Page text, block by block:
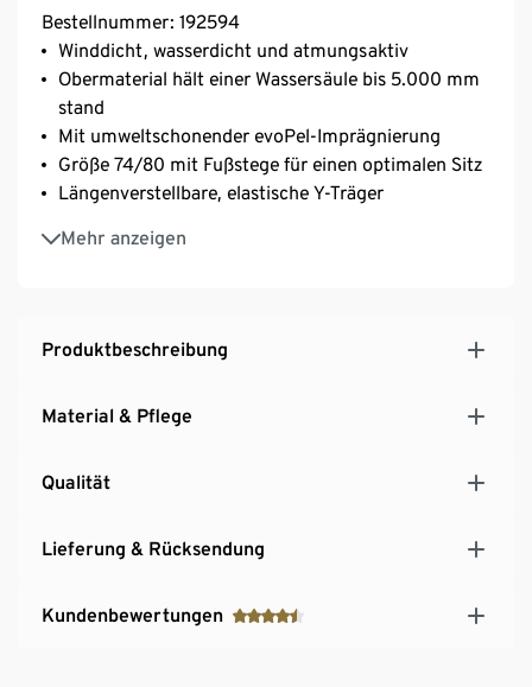
Bestellnummer: 192594
Winddicht, wasserdicht und atmungsaktiv
Obermaterial hält einer Wassersäule bis 5.000 mm
stand
Mit umweltschonender evoPel-Imprägnierung
Größe 74/80 mit Fußstege für einen optimalen Sitz
Längenverstellbare, elastische Y-Träger
Mehr anzeigen
Mit seitlichen Druckknöpfen zur Weitenregulierung
Leichtes Taftfutter zum einfachen An- und
Beschreibbares Namensschild
Produktbeschreibung
Material & Pflege
Qualität
Lieferung & Rücksendung
Kundenbewertungen